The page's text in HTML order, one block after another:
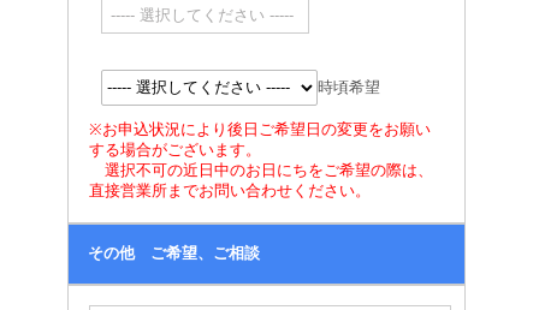
時頃希望
※お申込状況により後日ご希望日の変更をお願い
する場合がございます。
選択不可の近日中のお日にちをご希望の際は、
直接営業所までお問い合わせください。
その他 ご希望、ご相談